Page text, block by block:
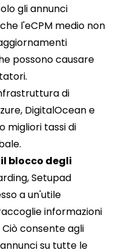
gli annunci
l'eCPM medio non
possono causare
di
DigitalOcean e
migliori tassi di
blocco degli
Setupad
a un'utile
informazioni
consente agli
su tutte le